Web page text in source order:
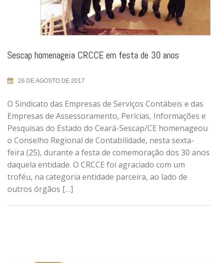
Sescap homenageia CRCCE em festa de 30 anos
26 DE AGOSTO DE 2017
O Sindicato das Empresas de Serviços Contábeis e das
Empresas de Assessoramento, Perícias, Informações e
Pesquisas do Estado do Ceará-Sescap/CE homenageou
o Conselho Regional de Contabilidade, nesta sexta-
feira (25), durante a festa de comemoração dos 30 anos
daquela entidade. O CRCCE foi agraciado com um
troféu, na categoria entidade parceira, ao lado de
outros órgãos […]